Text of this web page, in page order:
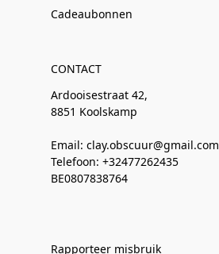
Cadeaubonnen
CONTACT
Ardooisestraat 42,
8851 Koolskamp
Email: clay.obscuur@gmail.com
Telefoon: +32477262435
BE0807838764
Rapporteer misbruik